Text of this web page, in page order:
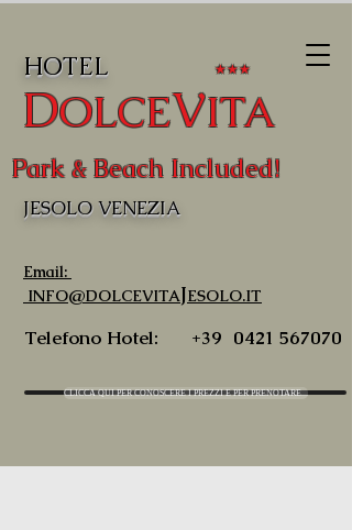
CLICCA QUI PER CONOSCERE I PREZZI E PER PRENOTARE...
DOLCEVITA
HOTEL
JESOLO VENEZIA
★★★
Email:
INFO@DOLCEVITAJESOLO.IT
Telefono Hotel: +39 0421 567070
Park & Beach Included!